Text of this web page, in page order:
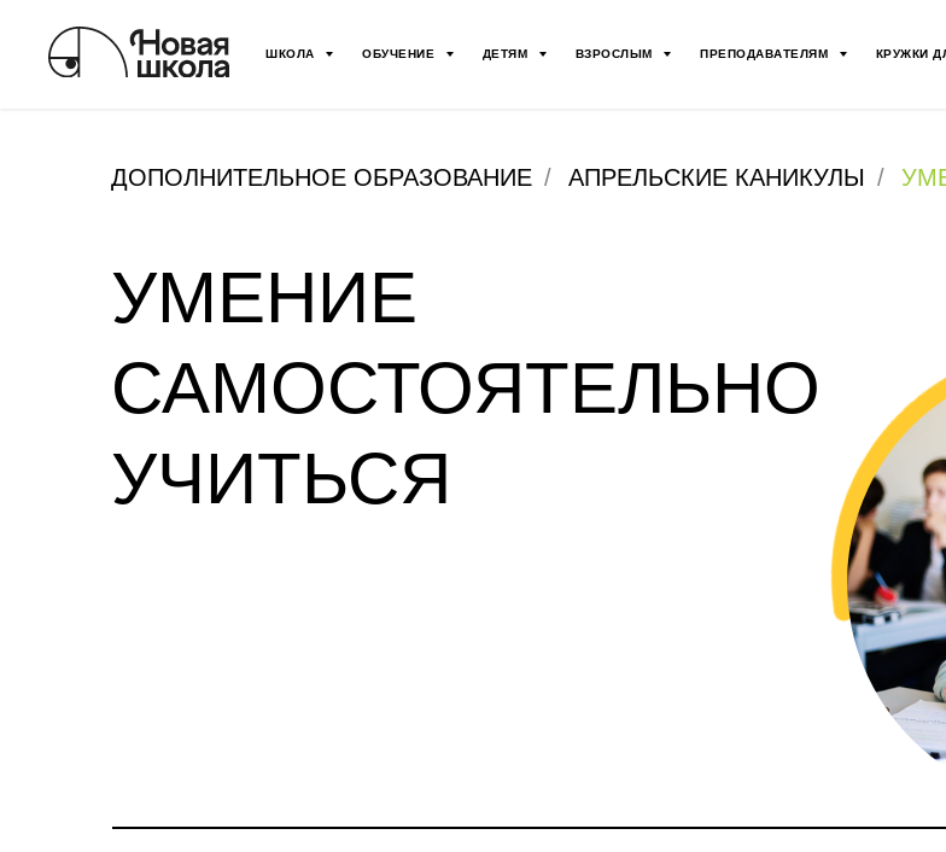
ШКОЛА ОБУЧЕНИЕ ДЕТЯМ ВЗРОСЛЫМ ПРЕПОДАВАТЕЛЯМ КРУЖКИ
ДОПОЛНИТЕЛЬНОЕ ОБРАЗОВАНИЕ / АПРЕЛЬСКИЕ КАНИКУЛЫ /
УМЕНИЕ
САМОСТОЯТЕЛЬНО
УЧИТЬСЯ